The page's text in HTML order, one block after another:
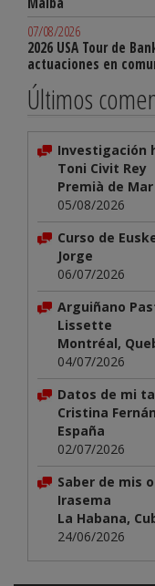
07/08/2026
2026 USA Tour de
actuaciones en
Últimos
Investigación
Toni Civit Rey
Premià de
05/08/2026
Curso de
Jorge
06/07/2026
Arguiñano
Lissette
Montréal,
04/07/2026
Datos de mi
Cristina
España
02/07/2026
Saber de mis
Irasema
La Habana,
24/06/2026